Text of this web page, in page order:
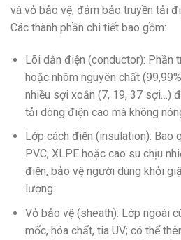
và vỏ bảo vệ, đảm bảo truyền tải
Các thành phần chi tiết bao gồm:
Lõi dẫn điện (conductor): Phần
hoặc nhôm nguyên chất
nhiều sợi xoắn (7, 19, 37 sợi…)
tải dòng điện cao mà không
Lớp cách điện (insulation): Bao
PVC, XLPE hoặc cao su chịu
điện, bảo vệ người dùng khỏi
lượng.
Vỏ bảo vệ (sheath): Lớp ngoài
mốc, hóa chất, tia UV; có thể